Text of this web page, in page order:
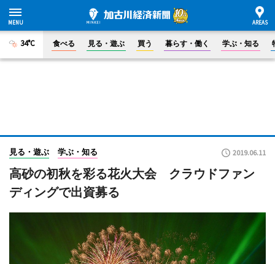
34°C 食べる 見る・遊ぶ 買う 暮らす・働く 学ぶ・知る
見る・遊ぶ 学ぶ・知る 2019.06.11
高砂の初秋を彩る花火大会 クラウドファン
ディングで出資募る